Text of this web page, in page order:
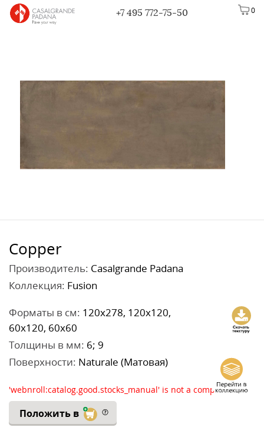
0
+7 495 772-75-50
Copper
Производитель: Casalgrande Padana
Коллекция: Fusion
Форматы в см: 120x278, 120x120,
60x120, 60x60
Толщины в мм: 6; 9
Поверхности: Naturale (Матовая)
'webnroll:catalog.good.stocks_manual' is not a component
Положить в